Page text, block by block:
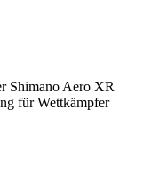
Shimano Aero XR
für Wettkämpfer